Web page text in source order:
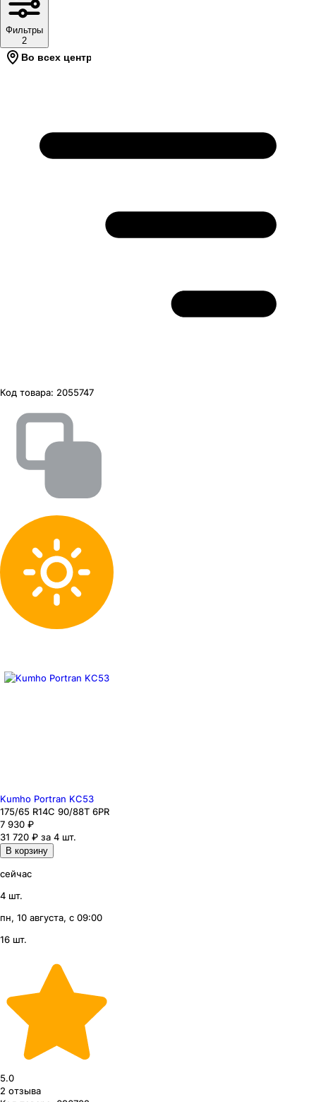
Фильтры
2
Во всех центрах
Код товара: 2055747
Kumho Portran KC53
175/65 R14C 90/88T 6PR
7 930 ₽
31 720 ₽ за 4 шт.
В корзину
сейчас
4 шт.
пн, 10 августа, с 09:00
16 шт.
5.0
2 отзыва